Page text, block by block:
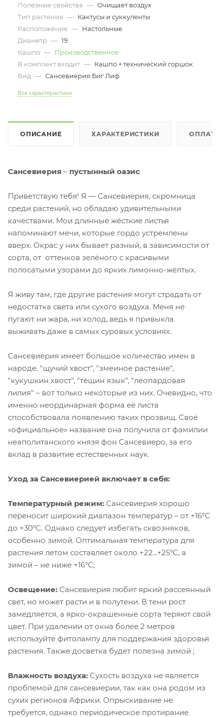
Полезные свойства — Очищает воздух
Тип растения — Кактусы и суккуленты
Расположение — Настольные
Диаметр — 19
Кашпо — Производственное
В комплект входит — Кашпо + технический горшок
Вид — Сансевиерия Биг Лиф
Все характеристики
ОПИСАНИЕ ХАРАКТЕРИСТИКИ
Сансевиерия – пустынный оазис
Приветствую тебя! Я — Сансевиерия, скромница
среди растений, но обладаю удивительными
качествами. Мои длинные жёсткие листья
напоминают мечи, которые гордо устремлены
вверх. Окрас у них бывает разный, в зависимости от
сорта, от оттенков зелёного с красивыми
полосатыми узорами до ярких лимонно-жёлтых.
Я живу там, где другие растения могут страдать от
недостатка света или сухого воздуха. Меня не
пугают ни жара, ни холод, ведь я привыкла
выживать даже в самых суровых условиях.
Сансевиерия имеет большое количество имен в
народе. "щучий хвост", "змеиное растение",
"кукушкин хвост", "тёщин язык", "леопардовая
лилия" – вот только некоторые из них. Очевидно, что
именно неординарная форма её листа
способствовала появлению таких прозвищ. Своё
«официальное» название она получила от фамилии
неаполитанского князя фон Сансевиеро, за его
вклад в развитие естественных наук.
Уход за Сансевиерией включает в себя:
Температурный режим: Сансевиерия хорошо
переносит широкий диапазон температур – от +16°C
до +30°C. Однако следует избегать сквозняков,
особенно зимой. Оптимальная температура для
растения летом составляет около +22...+25°C, а
зимой – не ниже +16°C;
Освещение: Сансевиерия любит яркий рассеянный
свет, но может расти и в полутени. В тени рост
замедляется, а ярко-окрашенные сорта теряют свой
цвет. При удалении от окна более 2 метров
используйте фитолампу для поддержания здоровья
растения. Также досветка будет полезна зимой ;
Влажность воздуха: Сухость воздуха не является
проблемой для сансевиерии, так как она родом из
сухих регионов Африки. Опрыскивание не
требуется, однако периодическое протирание